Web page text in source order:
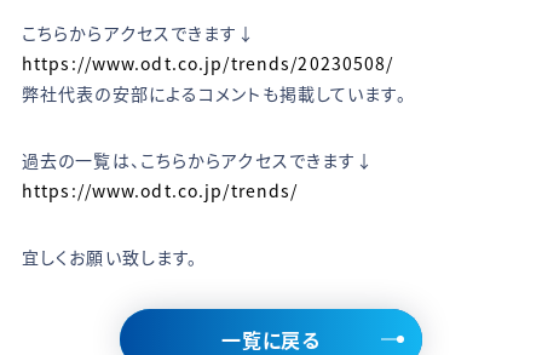
こちらからアクセスできます↓
https://www.odt.co.jp/trends/20230508/
弊社代表の安部によるコメントも掲載しています。
過去の一覧は、こちらからアクセスできます↓
https://www.odt.co.jp/trends/
宜しくお願い致します。
一覧に戻る